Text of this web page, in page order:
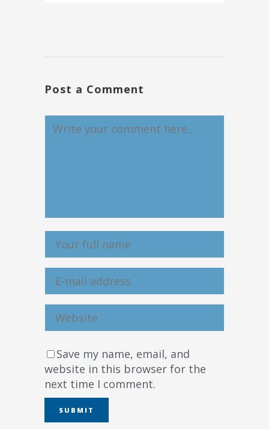
Post a Comment
Save my name, email, and
website in this browser for the
next time I comment.